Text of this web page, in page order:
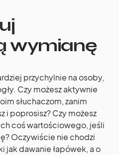
wymianę
przychylnie na osoby,
Czy możesz aktywnie
słuchaczom, zanim
i poprosisz? Czy możesz
coś wartościowego, jeśli
Oczywiście nie chodzi
jak dawanie łapówek, a o